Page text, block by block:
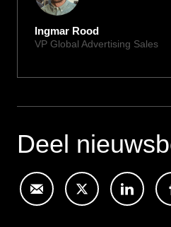
Ingmar Rood
VP Global Advertising Sales
Deel